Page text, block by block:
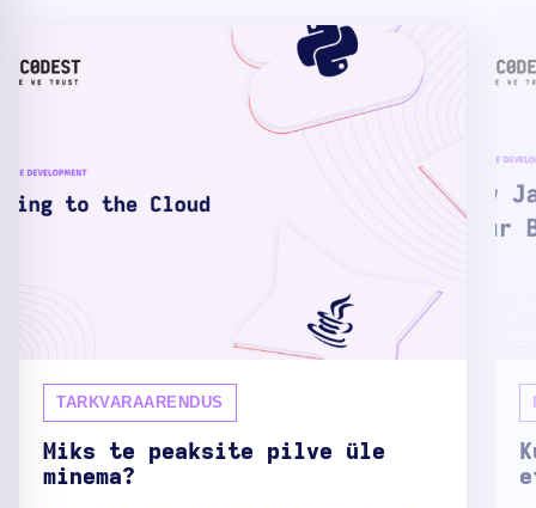
TARKVARAARENDUS
Miks te peaksite pilve üle
minema?